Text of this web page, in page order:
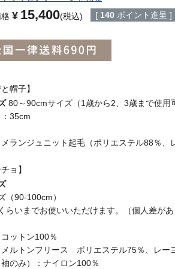
ージュ
¥ 15,400 税込 [ 140 ポイント進呈 ]
と帽子】
80～90cmサイズ（1歳から2、3歳まで使
35cm
ランジュニット起毛（ポリエステル88％、
ョ】
（90-100cm）
らいまでお使いいただけます。（個人差があ
ットン100％
ルトンフリース ポリエステル75％、レー
のみ）：ナイロン100％